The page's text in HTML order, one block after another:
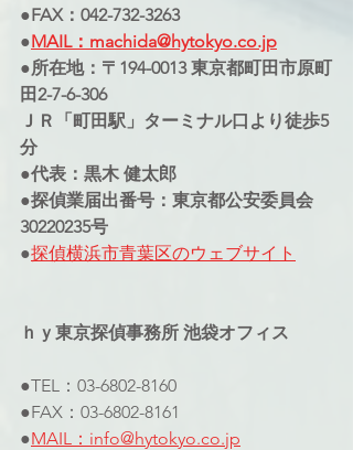
●FAX：042-732-3263
●MAIL：machida@hytokyo.co.jp
●所在地：〒194-0013 東京都町田市原町
田2-7-6-306
ＪＲ「町田駅」ターミナル口より徒歩5
分
●代表：黒木 健太郎
●探偵業届出番号：東京都公安委員会
30220235号
●探偵横浜市青葉区のウェブサイト
ｈｙ東京探偵事務所 池袋オフィス
●TEL：03-6802-8160
●FAX：03-6802-8161
●MAIL：info@hytokyo.co.jp